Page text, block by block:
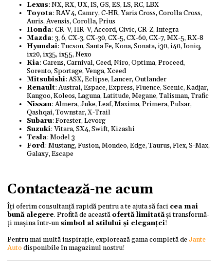
Lexus: NX, RX, UX, IS, GS, ES, LS, RC, LBX
Toyota: RAV 4, Camry, C-HR, Yaris Cross, Corolla Cross,
Auris, Avensis, Corolla, Prius
Honda: CR-V, HR-V, Accord, Civic, CR-Z, Integra
Mazda: 3, 6, CX-3, CX-30, CX-5, CX-60, CX-7, MX-5, RX-8
Hyundai: Tucson, Santa Fe, Kona, Sonata, i30, i40, Ioniq,
ix20, ix35, ix55, Nexo
Kia: Carens, Carnival, Ceed, Niro, Optima, Proceed,
Sorento, Sportage, Venga, Xceed
Mitsubishi: ASX, Eclipse, Lancer, Outlander
Renault: Austral, Espace, Express, Fluence, Scenic, Kadjar,
Kangoo, Koleos, Laguna, Latitude, Megane, Talisman, Trafic
Nissan: Almera, Juke, Leaf, Maxima, Primera, Pulsar,
Qashqai, Townstar, X-Trail
Subaru: Forester, Levorg
Suzuki: Vitara, SX4, Swift, Kizashi
Tesla: Model 3
Ford: Mustang, Fusion, Mondeo, Edge, Taurus, Flex, S-Max,
Galaxy, Escape
Contactează-ne acum
Îți oferim consultanță rapidă pentru a te ajuta să faci cea mai
bună alegere. Profită de această ofertă limitatăși transformă-
ți mașina într-unsimbol al stilului și eleganței!
Pentru mai multă inspirație, explorează gama completă deJante
Autodisponibile în magazinul nostru!